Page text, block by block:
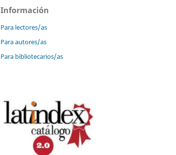
Información
Para lectores/as
Para autores/as
Para bibliotecarios/as